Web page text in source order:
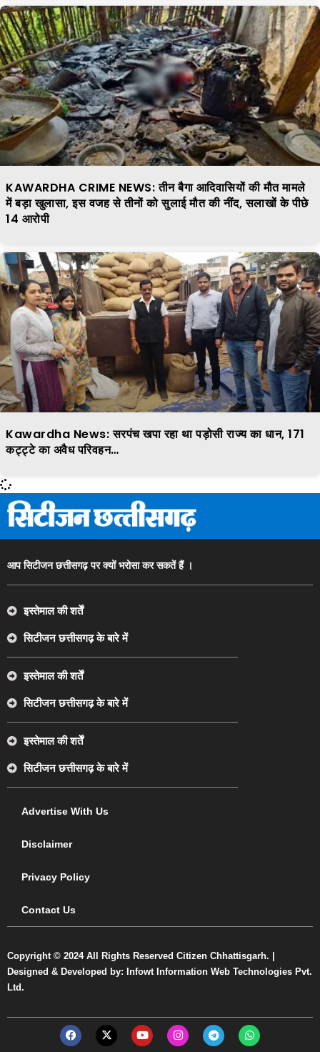
KAWARDHA CRIME NEWS: तीन बैगा आदिवासियों की मौत मामले
में बड़ा खुलासा, इस वजह से तीनों को सुलाई मौत की नींद, सलाखों के पीछे
14 आरोपी
Kawardha News: सरपंच खपा रहा था पड़ोसी राज्य का धान, 171
कट्ट्टे का अवैध परिवहन…
आप सिटीजन छत्तीसगढ़ पर क्यों भरोसा कर सकतें हैं ।
इस्तेमाल की शर्तें
सिटीजन छत्तीसगढ़ के बारे में
इस्तेमाल की शर्तें
सिटीजन छत्तीसगढ़ के बारे में
इस्तेमाल की शर्तें
सिटीजन छत्तीसगढ़ के बारे में
Advertise With Us
Disclaimer
Privacy Policy
Contact Us
Copyright © 2024 All Rights Reserved Citizen Chhattisgarh. |
Designed & Developed by: Infowt Information Web Technologies Pvt.
Ltd.